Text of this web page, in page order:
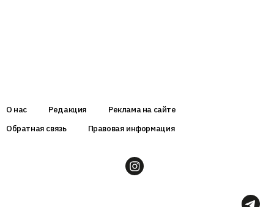
О нас Редакция
Реклама на сайте
Обратная связь
Правовая информация